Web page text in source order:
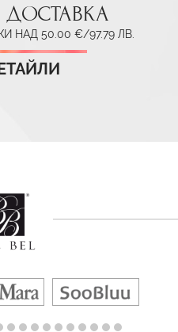
ДОСТАВКА
НАД 50.00 €/97.79 ЛВ.